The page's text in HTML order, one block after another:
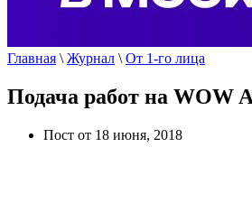
Главная \ Журнал \ От 1-го лица
Подача работ на WOW
Пост от 18 июня, 2018